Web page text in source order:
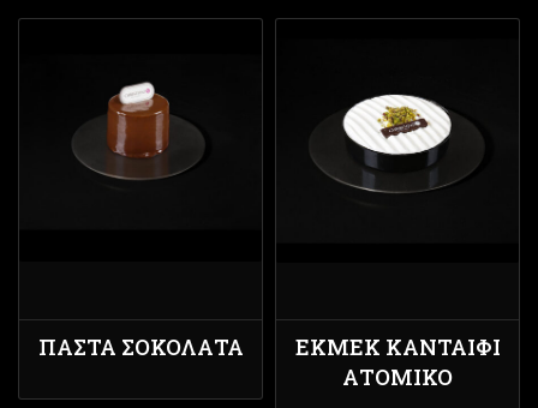
ΠΆΣΤΑ ΣΟΚΟΛΆΤΑ
ΕΚΜΈΚ ΚΑΝΤΑΊΦΙ
ΑΤΟΜΙΚΌ